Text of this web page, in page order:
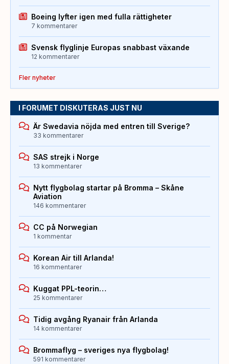
Boeing lyfter igen med fulla rättigheter
7 kommentarer
Svensk flyglinje Europas snabbast växande
12 kommentarer
Fler nyheter
I FORUMET DISKUTERAS JUST NU
Är Swedavia nöjda med entren till Sverige?
33 kommentarer
SAS strejk i Norge
13 kommentarer
Nytt flygbolag startar på Bromma – Skåne
Aviation
146 kommentarer
CC på Norwegian
1 kommentar
Korean Air till Arlanda!
16 kommentarer
Kuggat PPL-teorin…
25 kommentarer
Tidig avgång Ryanair från Arlanda
14 kommentarer
Brommaflyg – sveriges nya flygbolag!
591 kommentarer